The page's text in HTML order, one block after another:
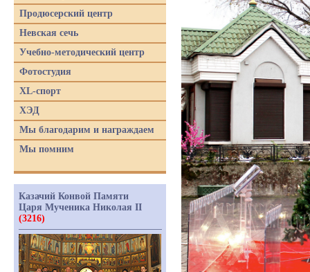
Продюсерский центр
Невская сечь
Учебно-методический центр
Фотостудия
XL-спорт
ХЭД
Мы благодарим и награждаем
Мы помним
Казачий Конвой Памяти
Царя Мученика Николая II
(3216)